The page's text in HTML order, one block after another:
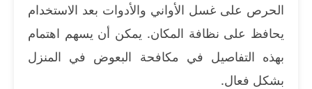
الحرص على غسل الأواني والأدوات بعد الاستخدام
يحافظ على نظافة المكان. يمكن أن يسهم اهتمام
بهذه التفاصيل في مكافحة البعوض في المنزل
بشكل فعال.